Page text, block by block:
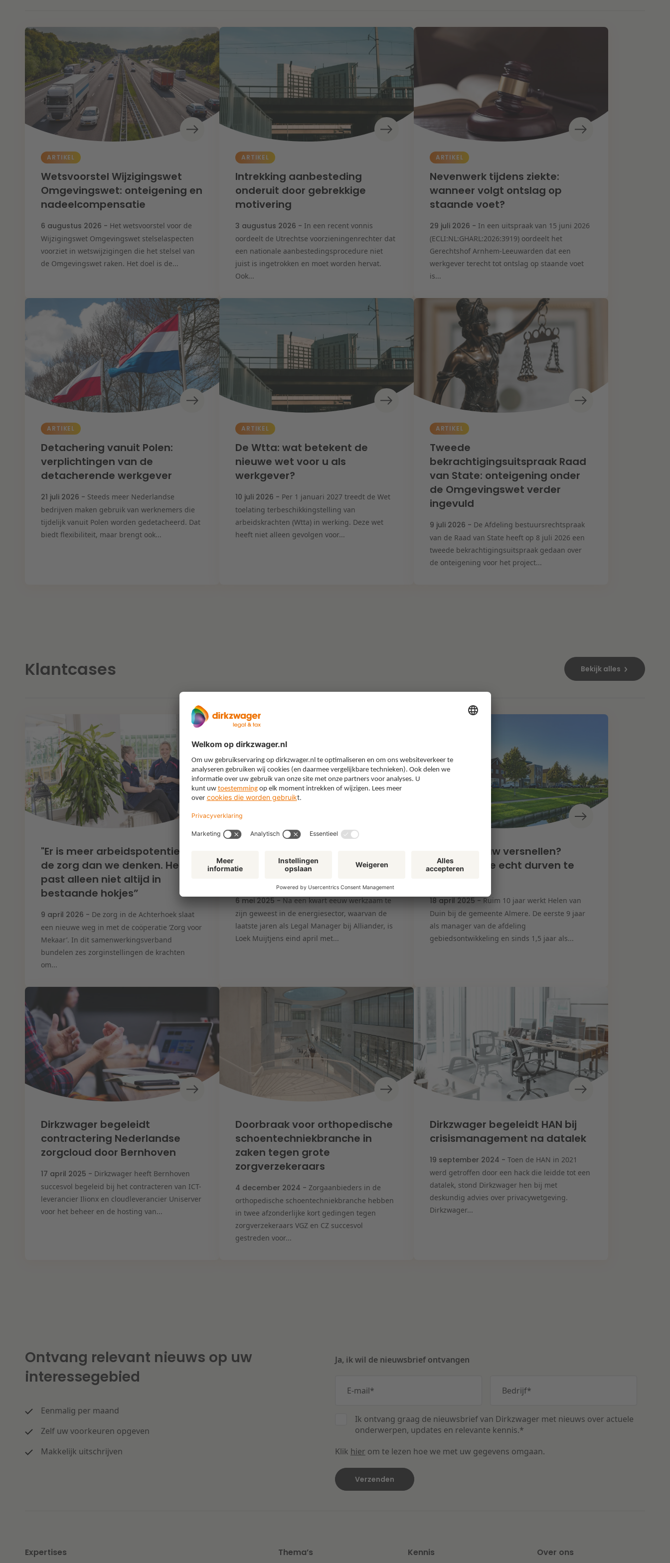
ARTIKEL
Wetsvoorstel Wijzigingswet
Omgevingswet: onteigening en
nadeelcompensatie
6 augustus 2026 - Het wetsvoorstel voor de
Wijzigingswet Omgevingswet stelselaspecten
voorziet in wetswijzigingen die het stelsel van
de Omgevingswet raken. Het doel is de...
ARTIKEL
Intrekking aanbesteding
onderuit door gebrekkige
motivering
3 augustus 2026 - In een recent vonnis
oordeelt de Utrechtse voorzieningenrechter dat
een nationale aanbestedingsprocedure niet
juist is ingetrokken en moet worden hervat.
Ook...
ARTIKEL
Nevenwerk tijdens ziekte:
wanneer volgt ontslag op
staande voet?
29 juli 2026 - In een uitspraak van 15 juni 2026
(ECLI:NL:GHARL:2026:3919) oordeelt het
Gerechtshof Arnhem-Leeuwarden dat een
werkgever terecht tot ontslag op staande voet
is...
ARTIKEL
Detachering vanuit Polen:
verplichtingen van de
detacherende werkgever
21 juli 2026 - Steeds meer Nederlandse
bedrijven maken gebruik van werknemers die
tijdelijk vanuit Polen worden gedetacheerd. Dat
biedt flexibiliteit, maar brengt ook...
ARTIKEL
De Wtta: wat betekent de
nieuwe wet voor u als
werkgever?
10 juli 2026 - Per 1 januari 2027 treedt de Wet
toelating terbeschikkingstelling van
arbeidskrachten (Wtta) in werking. Deze wet
heeft niet alleen gevolgen voor...
ARTIKEL
Tweede
bekrachtigingsuitspraak Raad
van State: onteigening onder
de Omgevingswet verder
ingevuld
9 juli 2026 - De Afdeling bestuursrechtspraak
van de Raad van State heeft op 8 juli 2026 een
tweede bekrachtigingsuitspraak gedaan over
de onteigening voor het project...
Klantcases Bekijk alles
"Er is meer arbeidspotentieel in
de zorg dan we denken. Het
past alleen niet altijd in
bestaande hokjes”
9 april 2026 - De zorg in de Achterhoek slaat
een nieuwe weg in met de coöperatie ‘Zorg voor
Mekaar’. In dit samenwerkingsverband
bundelen zes zorginstellingen de krachten
om...
lessen uit een juridische
6 mei 2025 - Na een kwart eeuw werkzaam te
zijn geweest in de energiesector, waarvan de
laatste jaren als Legal Manager bij Alliander, is
Loek Muijtjens eind april met...
"Woningbouw versnellen?
Alleen als we echt durven te
18 april 2025 - Ruim 10 jaar werkt Helen van
Duin bij de gemeente Almere. De eerste 9 jaar
als manager van de afdeling
gebiedsontwikkeling en sinds 1,5 jaar als...
Dirkzwager begeleidt
contractering Nederlandse
zorgcloud door Bernhoven
17 april 2025 - Dirkzwager heeft Bernhoven
succesvol begeleid bij het contracteren van ICT-
leverancier Ilionx en cloudleverancier Uniserver
voor het beheer en de hosting van...
Doorbraak voor orthopedische
schoentechniekbranche in
zaken tegen grote
zorgverzekeraars
4 december 2024 -Zorgaanbieders in de
orthopedische schoentechniekbranche hebben
in twee afzonderlijke kort gedingen tegen
zorgverzekeraars VGZ en CZ succesvol
gestreden voor...
Dirkzwager begeleidt HAN bij
crisismanagement na datalek
19 september 2024 - Toen de HAN in 2021
werd getroffen door een hack die leidde tot een
datalek, stond Dirkzwager hen bij met
deskundig advies over privacywetgeving.
Dirkzwager...
Ontvang relevant nieuws op uw
interessegebied
Eenmalig per maand
Zelf uw voorkeuren opgeven
Makkelijk uitschrijven
Ja, ik wil de nieuwsbrief ontvangen
E-mail* Bedrijf*
Ik ontvang graag de nieuwsbrief van Dirkzwager met nieuws over actuele
onderwerpen, updates en relevante kennis.*
Klik hier om te lezen hoe we met uw gegevens omgaan.
Expertises Thema’s Kennis Over ons